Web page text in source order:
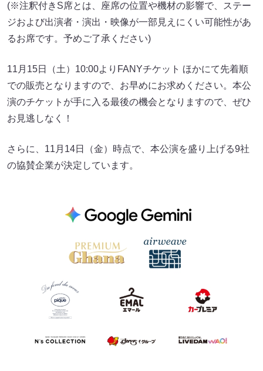
(※注釈付きS席とは、座席の位置や機材の影響で、ステー
ジおよび出演者・演出・映像が一部見えにくい可能性があ
るお席です。予めご了承ください)
11月15日（土）10:00よりFANYチケット ほかにて先着順
での販売となりますので、お早めにお求めください。本公
演のチケットが手に入る最後の機会となりますので、ぜひ
お見逃しなく！
さらに、11月14日（金）時点で、本公演を盛り上げる9社
の協賛企業が決定しています。